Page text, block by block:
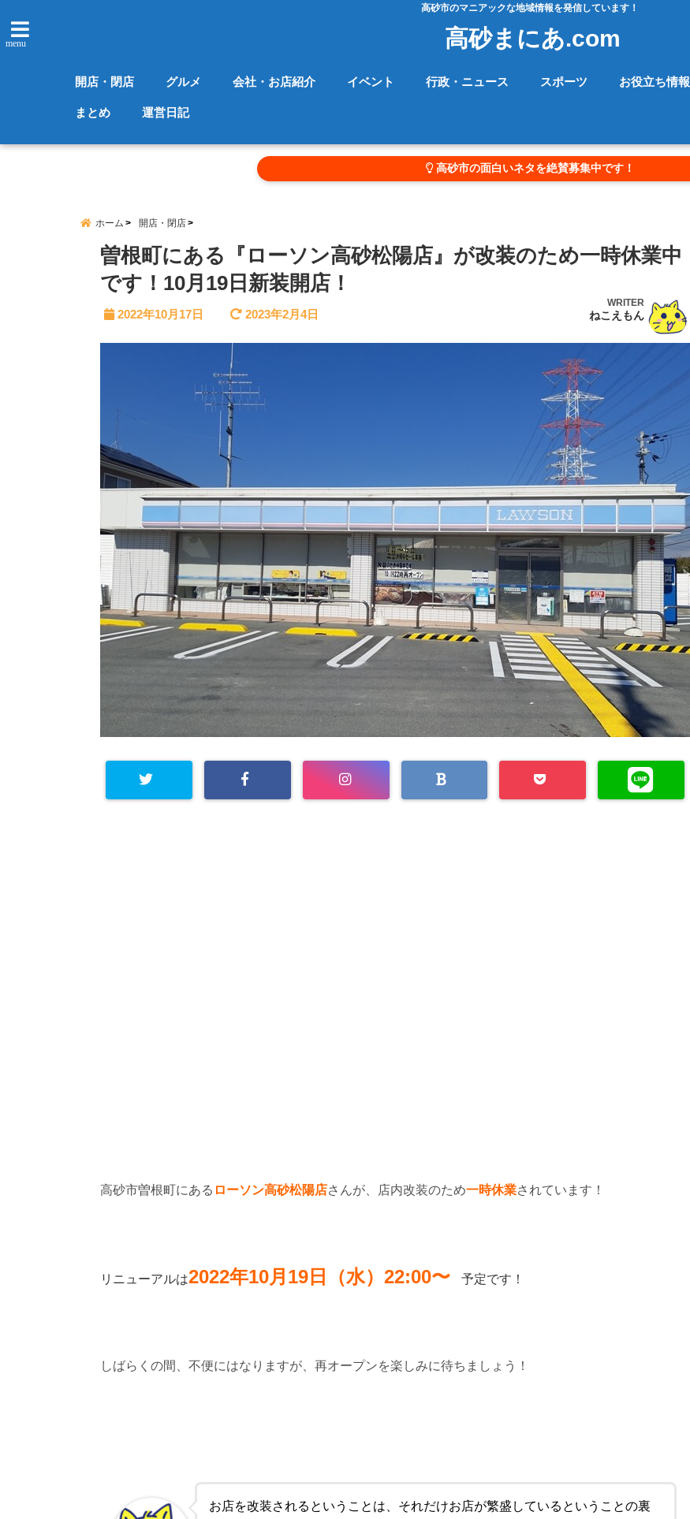
高砂市のマニアックな地域情報を発信しています！
menu 高砂まにあ.com
開店・閉店 グルメ 会社・お店紹介 イベント 行政・ニュース スポーツ お役立ち情報
まとめ 運営日記
高砂市の面白いネタを絶賛募集中です！
ホーム 開店・閉店
曽根町にある『ローソン高砂松陽店』が改装のため一時休業中
です！10月19日新装開店！
2022年10月17日 2023年2月4日
WRITER
ねこえもん
高砂市曽根町にある ローソン高砂松陽店さんが、店内改装のため一時休業されています！
リニューアルは2022年10月19日（水）22:00〜 予定です！
しばらくの間、不便にはなりますが、再オープンを楽しみに待ちましょう！
お店を改装されるということは、それだけお店が繁盛しているということの裏